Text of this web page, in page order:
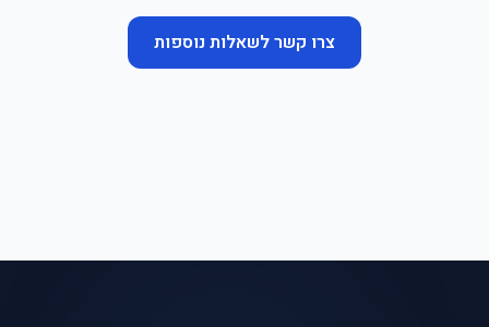
צרו קשר לשאלות נוספות